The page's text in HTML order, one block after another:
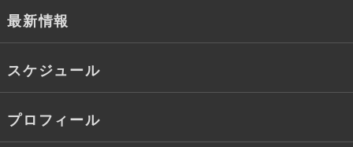
最新情報
スケジュール
プロフィール